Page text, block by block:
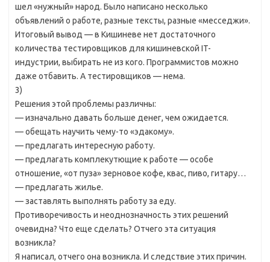
шел «нужный» народ. Было написано несколько
объявлений о работе, разные тексты, разные «месседжи».
Итоговый вывод — в Кишиневе нет достаточного
количества тестировщиков для кишиневской IT-
индустрии, выбирать не из кого. Программистов можно
даже отбавить. А тестировщиков — нема.
3)
Решения этой проблемы различны:
— изначально давать больше денег, чем ожидается.
— обещать научить чему-то «эдакому».
— предлагать интересную работу.
— предлагать комплекутющие к работе — особе
отношение, «от пуза» зерновое кофе, квас, пиво, гитару…
— предлагать жилье.
— заставлять выполнять работу за еду.
Противоречивость и неоднозначность этих решений
очевидна? Что еще сделать? Отчего эта ситуация
возникла?
Я написал, отчего она возникла. И следствие этих причин.